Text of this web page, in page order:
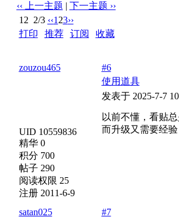
‹‹ 上一主题 | 下一主题 ››
12 2/3 ‹‹1 23››
打印
推荐| 订阅
收藏
zouzou465
UID 10559836
精华 0
积分 700
帖子 290
阅读权限 25
注册 2011-6-9
#6
使用道具
发表于 2025-7-7
以前不懂，看贴
而升级又需要经验
satan025
#7